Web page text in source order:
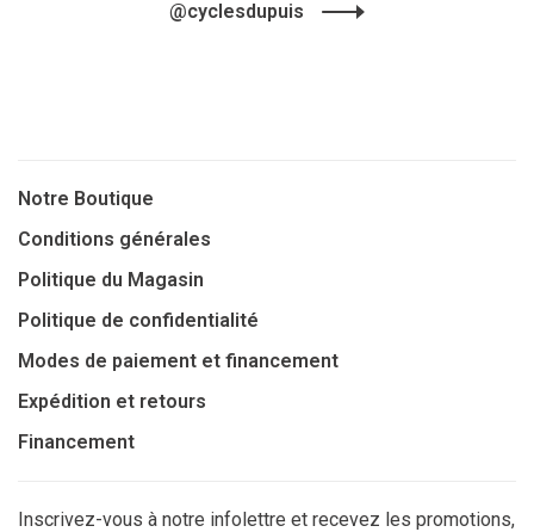
@cyclesdupuis
Notre Boutique
Conditions générales
Politique du Magasin
Politique de confidentialité
Modes de paiement et financement
Expédition et retours
Financement
Inscrivez-vous à notre infolettre et recevez les promotions,